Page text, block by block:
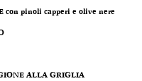
con pinoli capperi e olive nere
ALLA GRIGLIA